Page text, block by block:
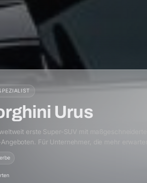
Urus
erste Super-SUV mit maßgeschneiderten
Für Unternehmer, die mehr erwarten.